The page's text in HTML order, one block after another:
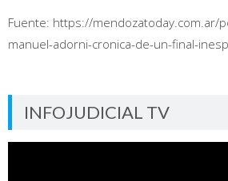
Fuente: https://mendozatoday.com.ar/
manuel-adorni-cronica-de-un-final-
INFOJUDICIAL TV